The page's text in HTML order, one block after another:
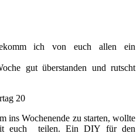
ich von euch allen ein
gut überstanden und rutscht
ins Wochenende zu starten, wollte
euch teilen. Ein DIY für den